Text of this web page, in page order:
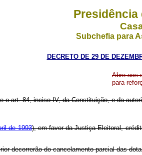
Presidência
Subchefia para
DECRETO DE 29 DE
Abre aos
para
o art. 84, inciso IV, da Constituição, e da
de 1993), em favor da Justiça Eleitoral,
decorrerão do cancelamento parcial das